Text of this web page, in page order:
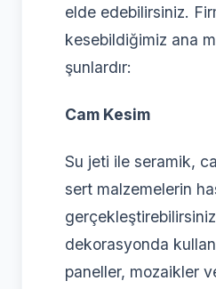
elde edebilirsiniz.
kesebildiğimiz ana
şunlardır:
Cam Kesim
Su jeti ile seramik,
sert malzemelerin
dekorasyonda
paneller, mozaikler